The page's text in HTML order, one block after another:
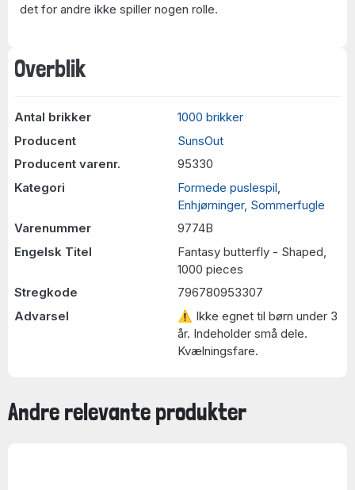
Overblik
Antal brikker
1000 brikker
Producent
SunsOut
Producent varenr.
95330
Kategori
Formede puslespil
Enhjørninger, Sommerfugle
Varenummer
9774B
Engelsk Titel
Fantasy butterfly - Shaped,
1000 pieces
Stregkode
796780953307
Advarsel
⚠ Ikke egnet til børn under 3
år. Indeholder små dele.
Kvælningsfare.
det for andre ikke spiller nogen rolle.
Andre relevante produkter